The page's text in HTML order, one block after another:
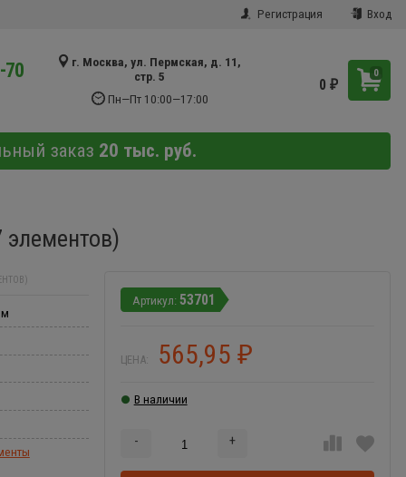
Регистрация Вход
70
г. Москва, ул. Пермская, д. 11,
стр. 5
Пн—Пт 10:00—17:00
0
0₽
заказ 20 тыс. руб.
53701
ЦЕНА: 565,95₽
В наличии
- +